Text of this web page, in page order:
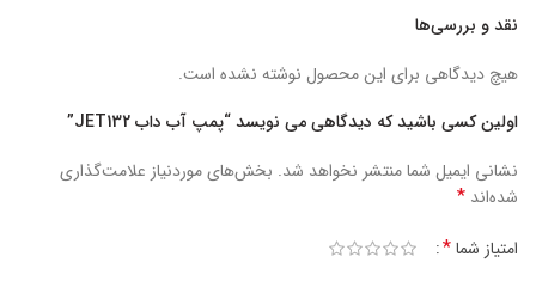
نقد و بررسی‌ها
هیچ دیدگاهی برای این محصول نوشته نشده است.
اولین کسی باشید که دیدگاهی می نویسد “پمپ آب داب JET132”
نشانی ایمیل شما منتشر نخواهد شد. بخش‌های موردنیاز علامت‌گذاری
شده‌اند *
امتیاز شما*